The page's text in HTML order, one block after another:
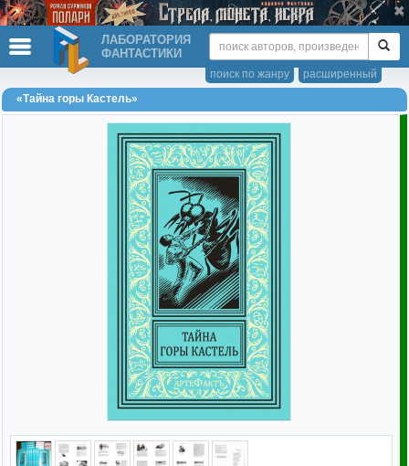
ЛАБОРАТОРИЯ
ФАНТАСТИКИ
расширенный
поиск по жанру
«Тайна горы Кастель»